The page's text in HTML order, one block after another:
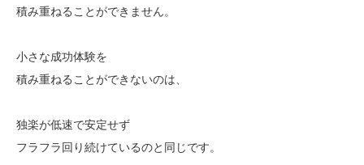
積み重ねることができません。
小さな成功体験を
積み重ねることができないのは、
独楽が低速で安定せず
フラフラ回り続けているのと同じです。